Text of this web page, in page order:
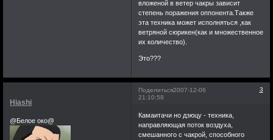
вложеной в ветер чакры зависит
степень поражения оппонента.Также
эта техника может исполняться ,как
ветряной сюрикен(как и множественное
их количество).
Это???
Поделиться 3
2007-12-06
21:10:58
Hiashi
@Белое око@
Камаитачи но дзюцу - техника,
направляющая поток воздуха,
смешанного с чакрой, способного